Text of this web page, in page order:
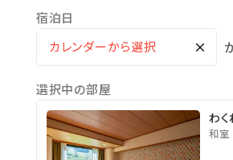
宿泊日
×
選択中の部屋
わく
和室